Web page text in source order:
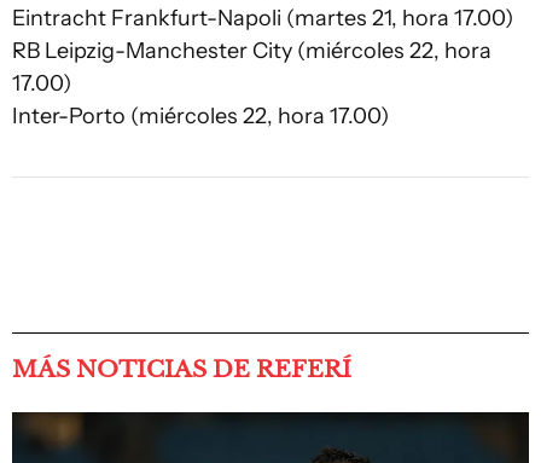
Eintracht Frankfurt-Napoli (martes 21, hora 17.00)
RB Leipzig-Manchester City (miércoles 22, hora
17.00)
Inter-Porto (miércoles 22, hora 17.00)
MÁS NOTICIAS DE REFERÍ